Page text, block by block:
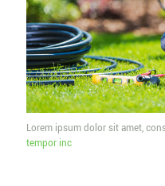
Lorem ipsum dolor sit amet,
tempor inc